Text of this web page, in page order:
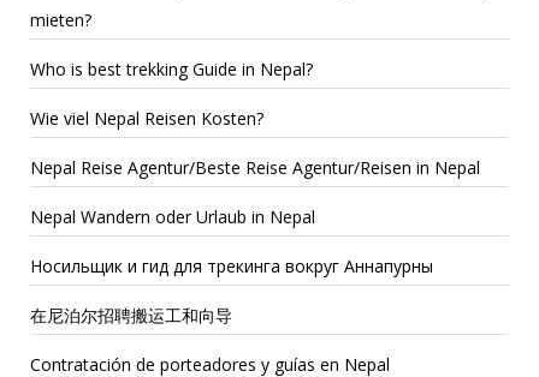
mieten?
Who is best trekking Guide in Nepal?
Wie viel Nepal Reisen Kosten?
Nepal Reise Agentur/Beste Reise Agentur/Reisen in Nepal
Nepal Wandern oder Urlaub in Nepal
Носильщик и гид для трекинга вокруг Аннапурны
在尼泊尔招聘搬运工和向导
Contratación de porteadores y guías en Nepal